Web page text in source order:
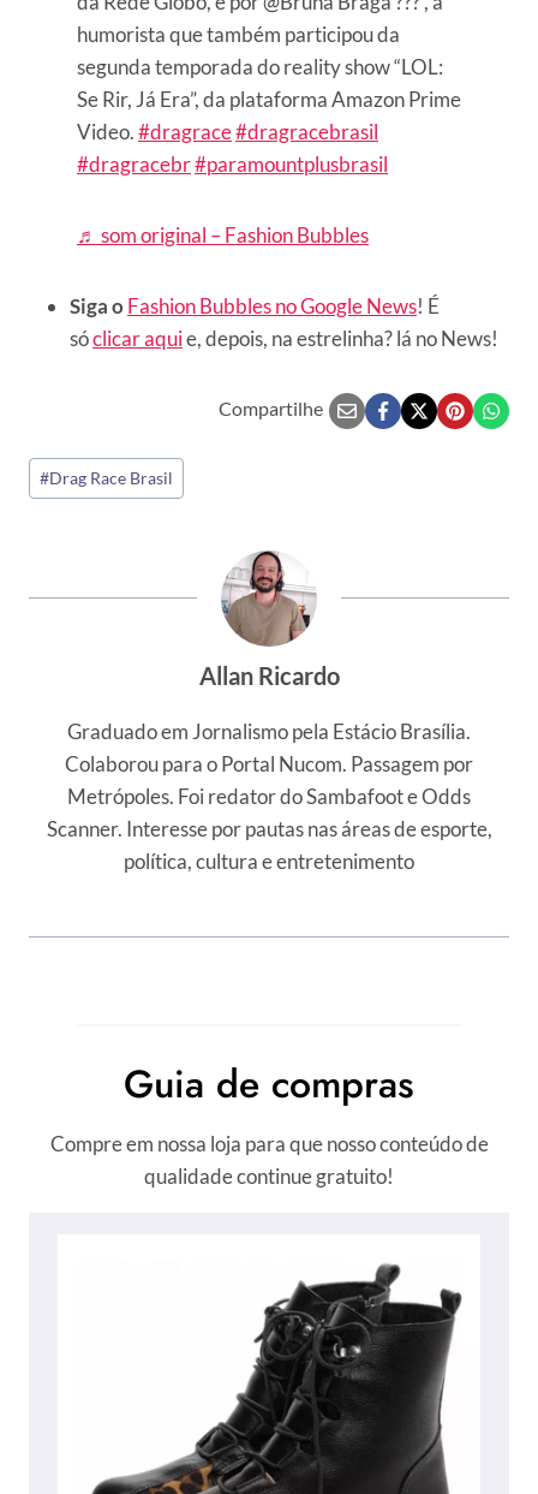
humorista que também participou da
segunda temporada do reality show “LOL:
Se Rir, Já Era”, da plataforma Amazon Prime
Video.#dragrace#dragracebrasil
#dragracebr#paramountplusbrasil
♬ som original – Fashion Bubbles
Siga o Fashion Bubbles no Google News! É
sóclicar aquie, depois, na estrelinha? lá no News!
Compartilhe
Tags
do
#Drag Race Brasil
Allan Ricardo
Graduado em Jornalismo pela Estácio Brasília.
Colaborou para o Portal Nucom. Passagem por
Metrópoles. Foi redator do Sambafoot e Odds
Scanner. Interesse por pautas nas áreas de esporte,
política, cultura e entretenimento
Guia de compras
Compre em nossa loja para que nosso conteúdo de
qualidade continue gratuito!